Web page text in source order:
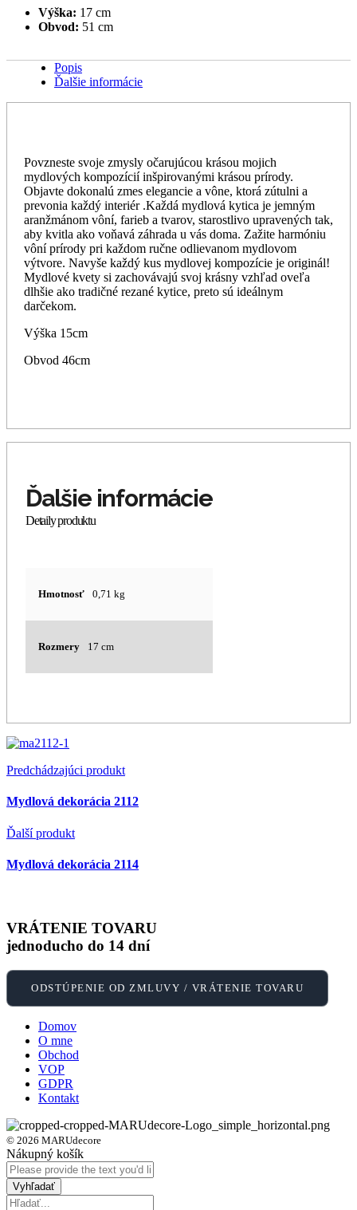
Výška: 17 cm
Obvod: 51 cm
Popis
Ďalšie informácie
Povzneste svoje zmysly očarujúcou krásou mojich
mydlových kompozícií inšpirovanými krásou prírody.
Objavte dokonalú zmes elegancie a vône, ktorá zútulni a
prevonia každý interiér .Každá mydlová kytica je jemným
aranžmánom vôní, farieb a tvarov, starostlivo upravených tak,
aby kvitla ako voňavá záhrada u vás doma. Zažite harmóniu
vôní prírody pri každom ručne odlievanom mydlovom
výtvore. Navyše každý kus mydlovej kompozície je originál!
Mydlové kvety si zachovávajú svoj krásny vzhľad oveľa
dlhšie ako tradičné rezané kytice, preto sú ideálnym
darčekom.
Výška 15cm
Obvod 46cm
Hmotnosť 0,71 kg
Rozmery 17 cm
Predchádzajúci produkt
Mydlová dekorácia 2112
Ďalší produkt
Mydlová dekorácia 2114
VRÁTENIE TOVARU
jednoducho do 14 dní
ODSTÚPENIE OD ZMLUVY / VRÁTENIE TOVARU
Domov
O mne
Obchod
VOP
GDPR
Kontakt
© 2026 MARUdecore
Nákupný košík